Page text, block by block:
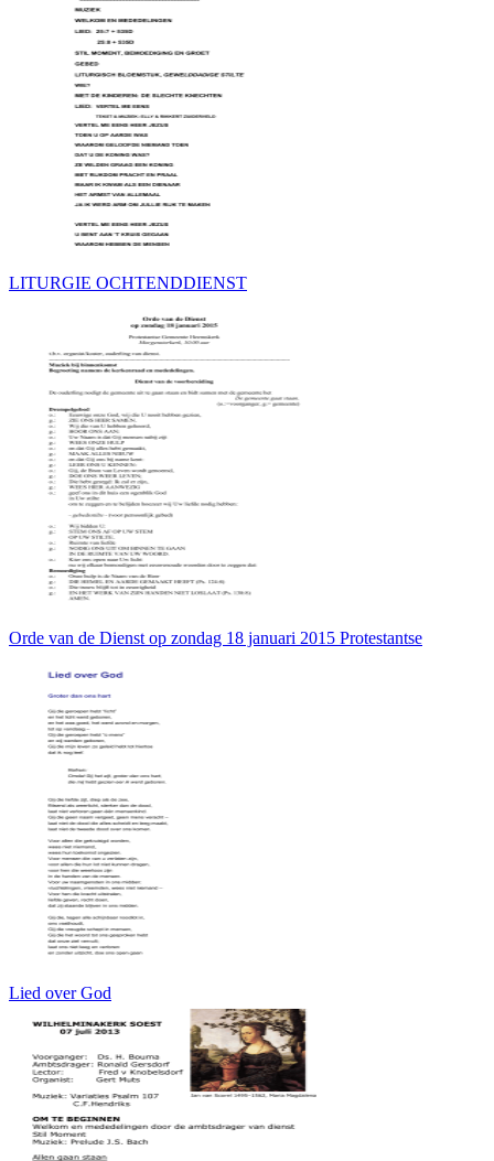
LITURGIE OCHTENDDIENST
Orde van de Dienst op zondag 18 januari 2015 Protestantse
Lied over God